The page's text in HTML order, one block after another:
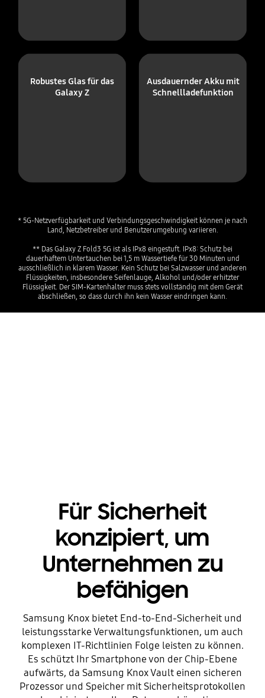
Robustes Glas für das
Galaxy Z
Ausdauernder Akku mit
Schnellladefunktion
* 5G-Netzverfügbarkeit und Verbindungsgeschwindigkeit können je nach
Land, Netzbetreiber und Benutzerumgebung variieren.
** Das Galaxy Z Fold3 5G ist als IPx8 eingestuft. IPx8: Schutz bei
dauerhaftem Untertauchen bei 1,5 m Wassertiefe für 30 Minuten und
ausschließlich in klarem Wasser. Kein Schutz bei Salzwasser und anderen
Flüssigkeiten, insbesondere Seifenlauge, Alkohol und/oder erhitzter
Flüssigkeit. Der SIM-Kartenhalter muss stets vollständig mit dem Gerät
abschließen, so dass durch ihn kein Wasser eindringen kann.
Für Sicherheit
konzipiert, um
Unternehmen zu
befähigen
Samsung Knox bietet End-to-End-Sicherheit und
leistungsstarke Verwaltungsfunktionen, um auch
komplexen IT-Richtlinien Folge leisten zu können.
Es schützt Ihr Smartphone von der Chip-Ebene
aufwärts, da Samsung Knox Vault einen sicheren
Prozessor und Speicher mit Sicherheitsprotokollen